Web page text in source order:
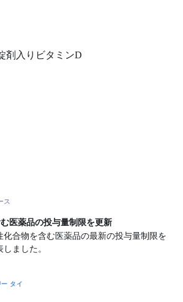
ス
医薬品の投与量制限を更新
化合物を含む医薬品の最新の投与量制限を
ました。
ー タイ